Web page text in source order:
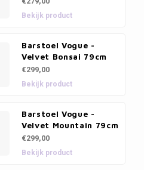
Bekijk product
Barstoel Vogue -
Velvet Bonsai 79cm
€299,00
Bekijk product
Barstoel Vogue -
Velvet Mountain 79cm
€299,00
Bekijk product